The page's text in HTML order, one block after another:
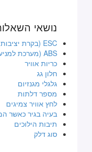
נושאי
ESC (בקרת יציבות אלקטרונית)
ABS (מערכת למניעת נעילה בבלימה)
כריות אוויר
חלון גג
גלגלי מגנזיום
מספר דלתות
לחץ אוויר צמיגים
בעיה בגיר כאשר
תיבות הילוכים
סוג דלק